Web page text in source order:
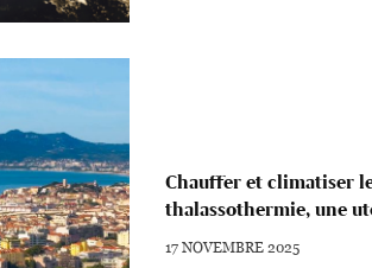
Chauffer et climatiser
thalassothermie, une
17 NOVEMBRE 2025